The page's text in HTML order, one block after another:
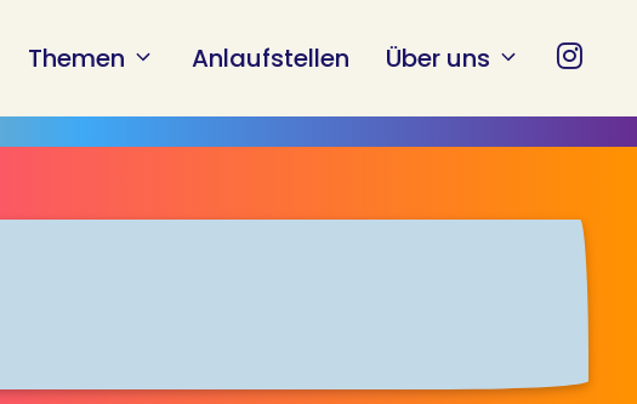
Themen Anlaufstellen Über uns